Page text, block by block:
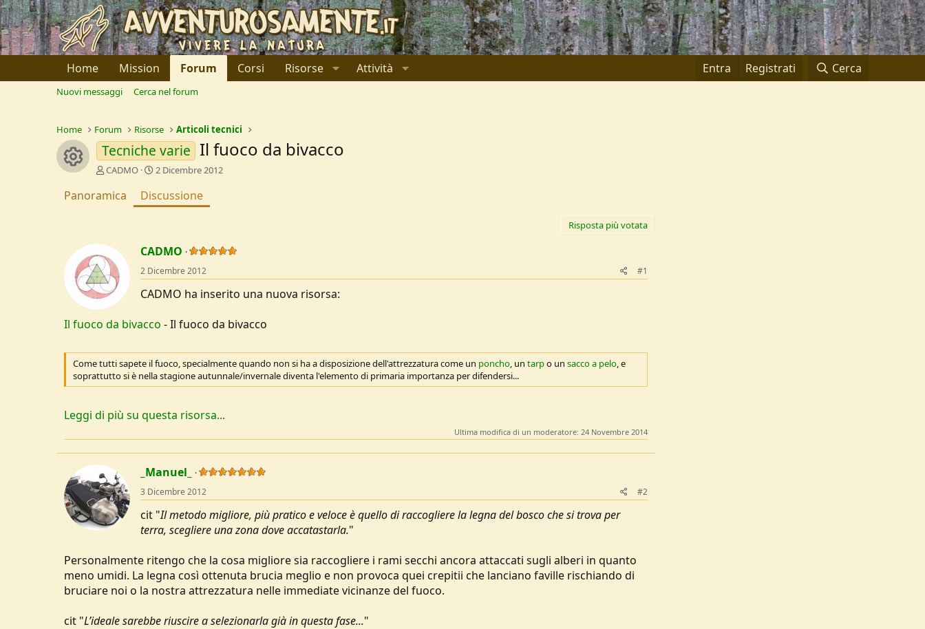
Home Mission Forum Corsi Risorse Attività Entra Registrati Cerca
Nuovi messaggi Cerca nel forum
Home Forum Risorse Articoli tecnici
Resource icon
Tecniche varie Il fuoco da bivacco
C
e
r
e
D
i
s
c
s
i
o
n
CADMO
D
t
a
n
i
z
i
2 Dicembre 2012
Panoramica Discussione
Risposta più votata
CADMO
2 Dicembre 2012 #1
CADMO ha inserito una nuova risorsa:
Il fuoco da bivacco - Il fuoco da bivacco
Come tutti sapete il fuoco, specialmente quando non si ha a disposizione dell'attrezzatura come un poncho, un tarpo un sacco a pelo, e
soprattutto si è nella stagione autunnale/invernale diventa l'elemento di primaria importanza per difendersi...
Leggi di più su questa risorsa...
Ultima modifica di un moderatore: 24 Novembre 2014
_Manuel_
3 Dicembre 2012 #2
cit "Il metodo migliore, più pratico e veloce è quello di raccogliere la legna del bosco che si trova per
terra, scegliere una zona dove accatastarla."
Personalmente ritengo che la cosa migliore sia raccogliere i rami secchi ancora attaccati sugli alberi in quanto
meno umidi. La legna così ottenuta brucia meglio e non provoca quei crepitii che lanciano faville rischiando di
bruciare noi o la nostra attrezzatura nelle immediate vicinanze del fuoco.
cit "L’ideale sarebbe riuscire a selezionarla già in questa fase..."